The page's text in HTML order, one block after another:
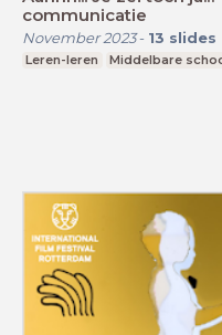
communicatie
November 2023- 13 slides
Leren-leren Middelbare